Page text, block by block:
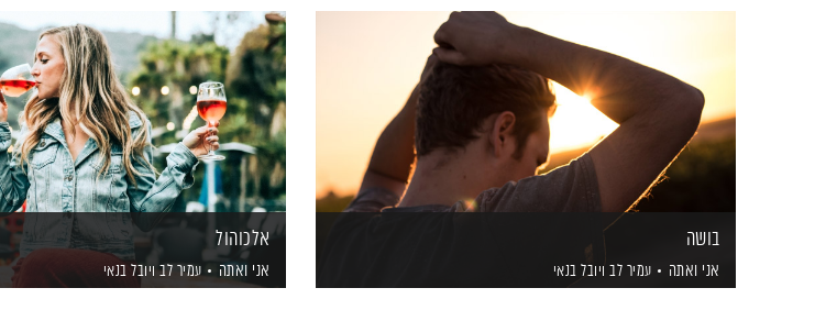
בושה
אני ואתה עמיר לב ויובל בנאי
אלכוהול
אני ואתה עמיר לבויובל בנאי